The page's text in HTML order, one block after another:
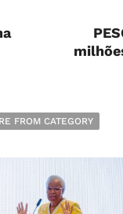
FROM CATEGORY